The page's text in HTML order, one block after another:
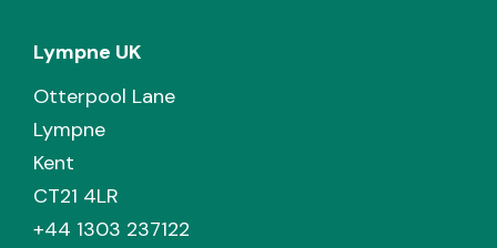
Lympne UK
Otterpool Lane
Lympne
Kent
CT21 4LR
+44 1303 237122